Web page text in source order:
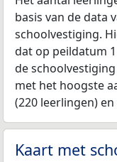
basis van de data
schoolvestiging.
dat op peildatum
de
met het hoogste
(220 leerlingen)
Kaart met